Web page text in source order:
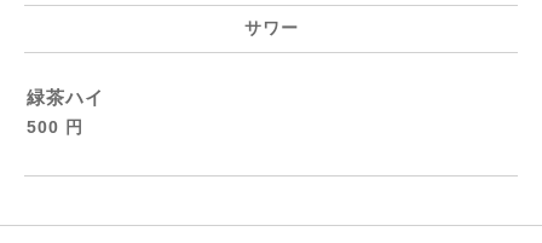
サワー
緑茶ハイ
500 円